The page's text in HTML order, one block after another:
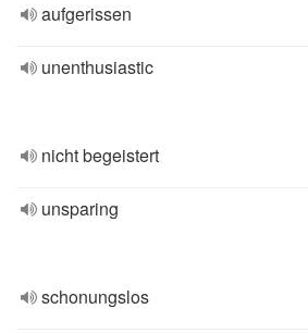
aufgerissen
unenthusiastic
nicht begeistert
unsparing
schonungslos